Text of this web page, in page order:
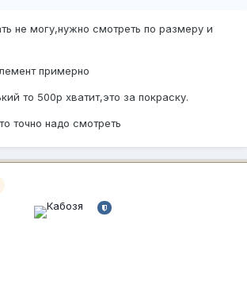
не могу,нужно смотреть по размеру и
примерно
то 500р хватит,это за покраску.
точно надо смотреть